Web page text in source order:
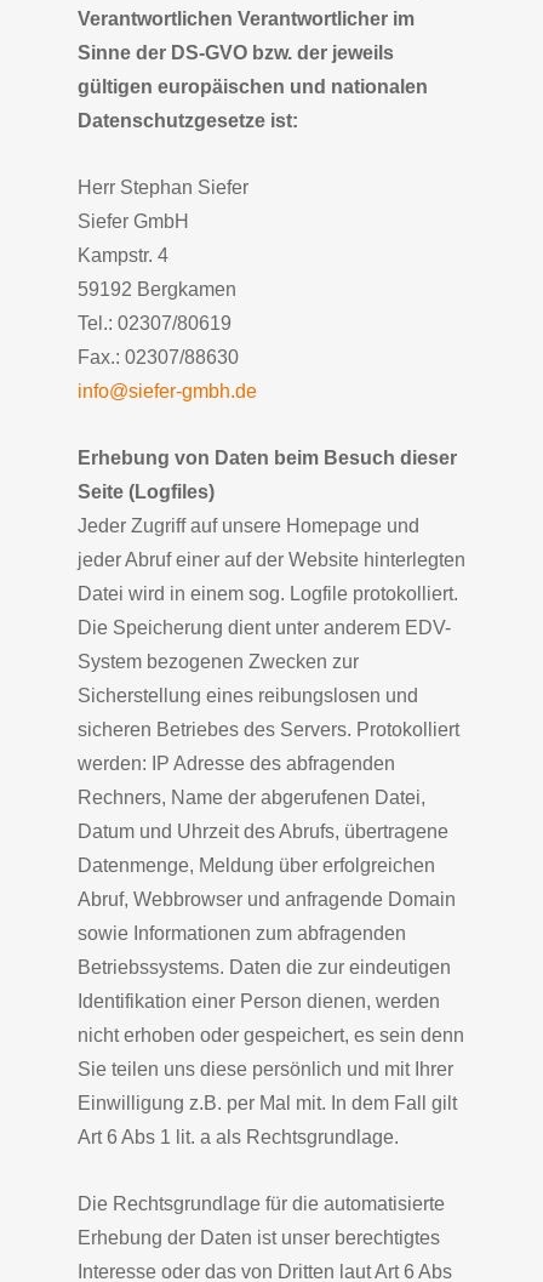
Verantwortlichen Verantwortlicher im
Sinne der DS-GVO bzw. der jeweils
gültigen europäischen und nationalen
Datenschutzgesetze ist:
Herr Stephan Siefer
Siefer GmbH
Kampstr. 4
59192 Bergkamen
Tel.: 02307/80619
Fax.: 02307/88630
info@siefer-gmbh.de
Erhebung von Daten beim Besuch dieser
Seite (Logfiles)
Jeder Zugriff auf unsere Homepage und
jeder Abruf einer auf der Website hinterlegten
Datei wird in einem sog. Logfile protokolliert.
Die Speicherung dient unter anderem EDV-
System bezogenen Zwecken zur
Sicherstellung eines reibungslosen und
sicheren Betriebes des Servers. Protokolliert
werden: IP Adresse des abfragenden
Rechners, Name der abgerufenen Datei,
Datum und Uhrzeit des Abrufs, übertragene
Datenmenge, Meldung über erfolgreichen
Abruf, Webbrowser und anfragende Domain
sowie Informationen zum abfragenden
Betriebssystems. Daten die zur eindeutigen
Identifikation einer Person dienen, werden
nicht erhoben oder gespeichert, es sein denn
Sie teilen uns diese persönlich und mit Ihrer
Einwilligung z.B. per Mal mit. In dem Fall gilt
Art 6 Abs 1 lit. a als Rechtsgrundlage.
Die Rechtsgrundlage für die automatisierte
Erhebung der Daten ist unser berechtigtes
Interesse oder das von Dritten laut Art 6 Abs